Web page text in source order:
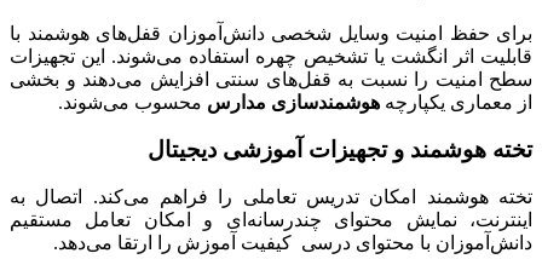
برای حفظ امنیت وسایل شخصی دانش‌آموزان قفل‌های هوشمند با
قابلیت اثر انگشت یا تشخیص چهره استفاده می‌شوند. این تجهیزات
سطح امنیت را نسبت به قفل‌های سنتی افزایش می‌دهند و بخشی
از معماری یکپارچه هوشمندسازی مدارس محسوب می‌شوند.
تخته هوشمند و تجهیزات آموزشی دیجیتال
تخته هوشمند امکان تدریس تعاملی را فراهم می‌کند. اتصال به
اینترنت، نمایش محتوای چندرسانه‌ای و امکان تعامل مستقیم
دانش‌آموزان با محتوای درسی کیفیت آموزش را ارتقا می‌دهد.